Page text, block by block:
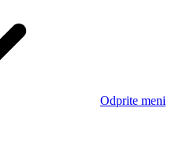
Odprite meni